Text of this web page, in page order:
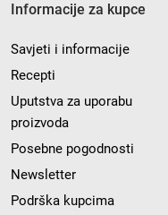
Informacije za kupce
Savjeti i informacije
Recepti
Uputstva za uporabu
proizvoda
Posebne pogodnosti
Newsletter
Podrška kupcima